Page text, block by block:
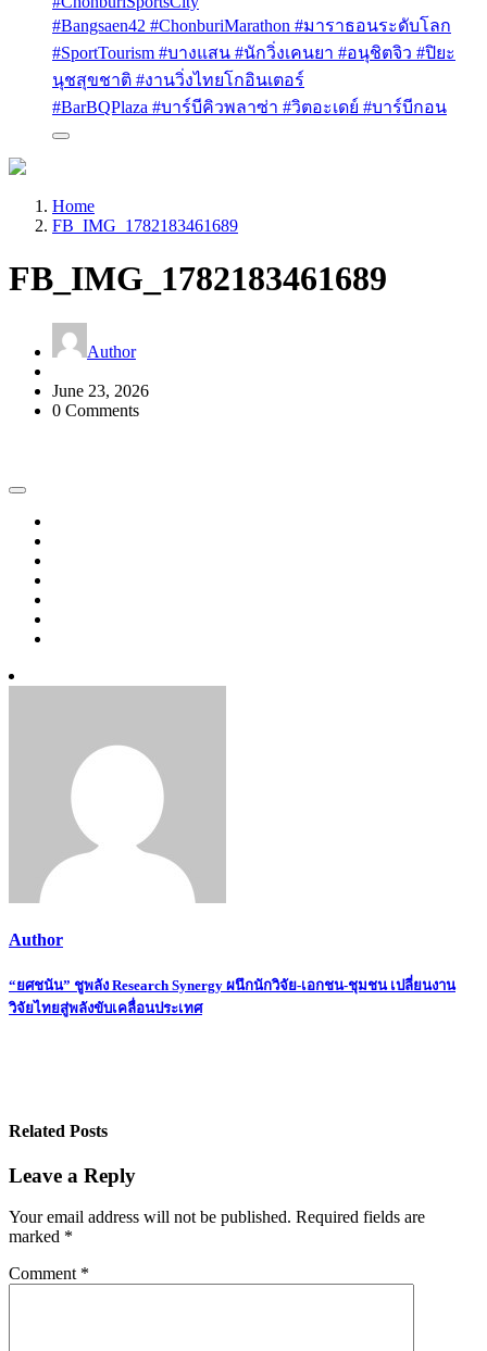
#Bangsaen42 #ChonburiMarathon #มาราธอนระดับโลก
#SportTourism #บางแสน #นักวิ่งเคนยา #อนุชิตจิว #ปิยะ
นุชสุขชาติ #งานวิ่งไทยโกอินเตอร์
#BarBQPlaza #บาร์บีคิวพลาซ่า #วิตอะเดย์ #บาร์บีกอน
Home
FB_IMG_1782183461689
FB_IMG_1782183461689
Author
June 23, 2026
0 Comments
Author
Post
navigation
“ยศชนัน” ชูพลัง Research Synergy ผนึกนักวิจัย-เอกชน-ชุมชน เปลี่ยนงาน
วิจัยไทยสู่พลังขับเคลื่อนประเทศ
Related Posts
Leave a Reply
Your email address will not be published. Required fields are
marked *
Comment *